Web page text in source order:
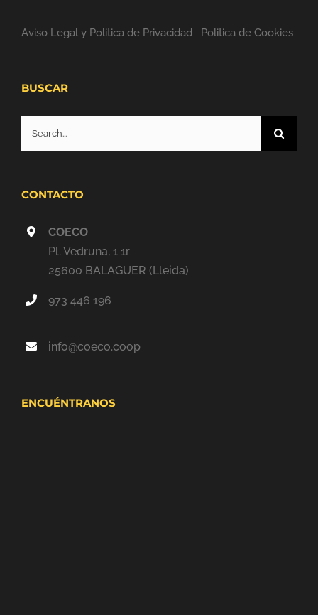
Aviso Legal y Politica de Privacidad Politica de Cookies
BUSCAR
for:
CONTACTO
COECO
Pl. Vedruna, 1 1r
25600 BALAGUER (Lleida)
973 446 196
info@coeco.coop
ENCUÉNTRANOS